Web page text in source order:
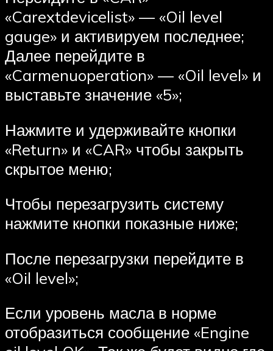
«Carextdevicelist» — «Oil level
gauge» и активируем последнее;
Далее перейдите в
«Carmenuoperation» — «Oil level» и
выставьте значение «5»;
Нажмите и удерживайте кнопки
«Return» и «CAR» чтобы закрыть
скрытое меню;
Чтобы перезагрузить систему
нажмите кнопки показные ниже;
После перезагрузки перейдите в
«Oil level»;
Если уровень масла в норме
отобразиться сообщение «Engine